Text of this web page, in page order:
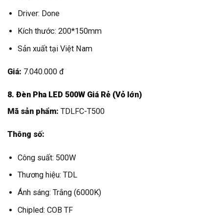
Driver: Done
Kích thước: 200*150mm
Sản xuất tại Việt Nam
Giá: 7.040.000 đ
8. Đèn Pha LED 500W Giá Rẻ (Vỏ lớn)
Mã sản phẩm: TDLFC-T500
Thông số:
Công suất: 500W
Thương hiệu: TDL
Ánh sáng: Trắng (6000K)
Chipled: COB TF